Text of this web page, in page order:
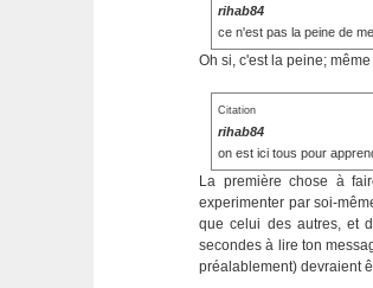
rihab84
ce n'est pas la peine de
Oh si, c'est la peine;
Citation
rihab84
on est ici tous pour
La première chose à
experimenter par soi-
que celui des autres, et
secondes à lire ton
préalablement) devraient